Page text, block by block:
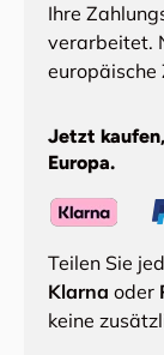
Ihre
verarbeitet.
europäische
Jetzt
Europa.
Teilen Sie
Klarna oder
keine